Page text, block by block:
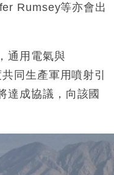
Rumsey等亦會出
通用電氣與
同生產軍用噴射引
達成協議，向該國